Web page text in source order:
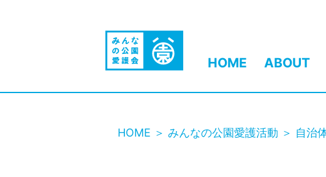
HOME ABOUT
HOME みんなの公園愛護活動 自治